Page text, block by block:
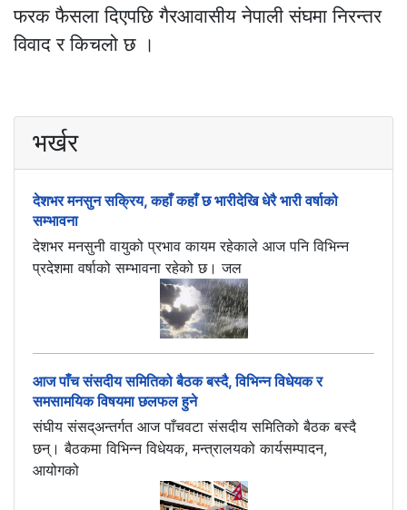
फरक फैसला दिएपछि गैरआवासीय नेपाली संघमा निरन्तर
विवाद र किचलो छ ।
भर्खर
देशभर मनसुन सक्रिय, कहाँ कहाँ छ भारीदेखि धेरै भारी वर्षाको
सम्भावना
देशभर मनसुनी वायुको प्रभाव कायम रहेकाले आज पनि विभिन्न
प्रदेशमा वर्षाको सम्भावना रहेको छ। जल
आज पाँच संसदीय समितिको बैठक बस्दै, विभिन्न विधेयक र
समसामयिक विषयमा छलफल हुने
संघीय संसद्अन्तर्गत आज पाँचवटा संसदीय समितिको बैठक बस्दै
छन्। बैठकमा विभिन्न विधेयक, मन्त्रालयको कार्यसम्पादन,
आयोगको